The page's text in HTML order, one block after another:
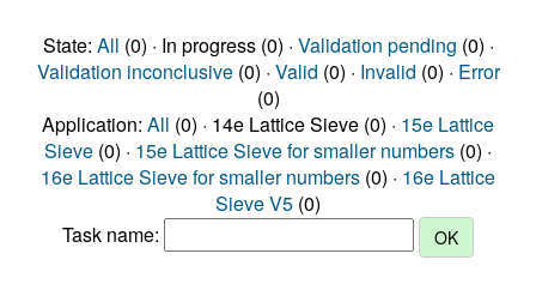
State: All (0) · In progress (0) · Validation pending (0) ·
Validation inconclusive(0) · Valid (0) · Invalid (0) · Error
(0)
Application: All (0) · 14e Lattice Sieve (0) · 15e Lattice
Sieve (0) · 15e Lattice Sieve for smaller numbers (0) ·
16e Lattice Sieve for smaller numbers (0) · 16e Lattice
Sieve V5 (0)
Task name: